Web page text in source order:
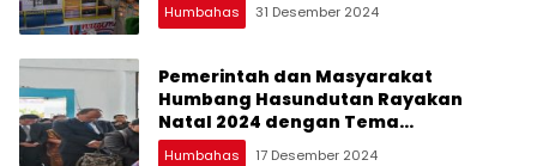
Humbahas 31 Desember 2024
Pemerintah dan Masyarakat
Humbang Hasundutan Rayakan
Natal 2024 dengan Tema
Perdamaian dan Keharmonisan
Humbahas 17 Desember 2024